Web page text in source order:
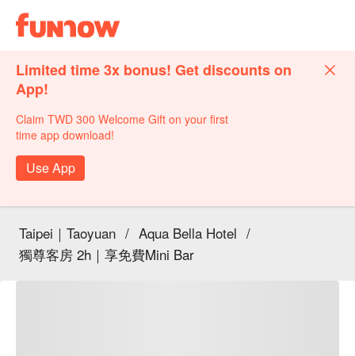
Limited time 3x bonus! Get discounts on
App!
Claim TWD 300 Welcome Gift on your first
time app download!
Use App
Taipei｜Taoyuan / Aqua Bella Hotel /
獨尊客房 2h｜享免費Mini Bar